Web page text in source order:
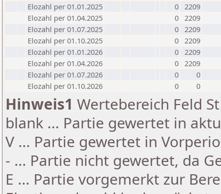
Elozahl per 01.01.2025
0 2209
Elozahl per 01.04.2025
0 2209
Elozahl per 01.07.2025
0 2209
Elozahl per 01.10.2025
0 2209
Elozahl per 01.01.2026
0 2209
Elozahl per 01.04.2026
0 2209
Elozahl per 01.07.2026
0
0
Elozahl per 01.10.2026
0 0
Hinweis1 Wertebereich Feld
blank ... Partie gewertet in
V ... Partie gewertet in
- ... Partie nicht gewertet, da
E ... Partie vorgemerkt zur